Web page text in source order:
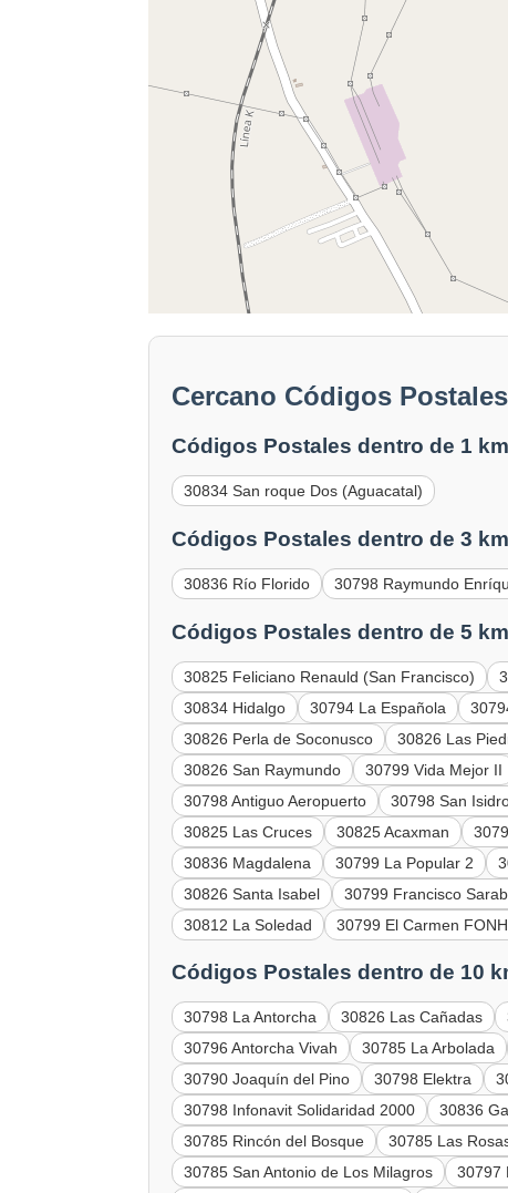
Cercano Códigos
Códigos Postales dentro de 1
30834 San roque Dos (Aguacatal)
Códigos Postales dentro de 3
30836 Río Florido 30798 Raymundo
Códigos Postales dentro de 5
30825 Feliciano Renauld (San Francisco)
30834 Hidalgo
30794 La Española
30826 Perla de Soconusco
30826 Las
30826 San Raymundo
30799 Vida Mejor II
30798 Antiguo Aeropuerto
30798 San
30825 Las Cruces
30825 Acaxman
30836 Magdalena
30799 La Popular 2
30826 Santa Isabel
30799 Francisco
30812 La Soledad
30799 El Carmen
Códigos Postales dentro de 10
30798 La Antorcha 30826 Las Cañadas
30796 Antorcha Vivah
30785 La Arbolada
30790 Joaquín del Pino
30798 Elektra
30798 Infonavit Solidaridad 2000
30836
30785 Rincón del Bosque
30785 Las
30785 San Antonio de Los Milagros
30797